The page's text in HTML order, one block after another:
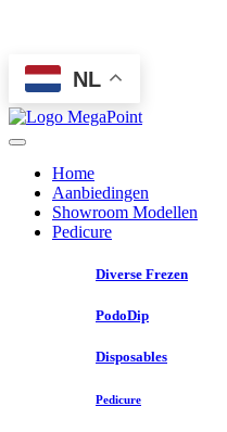
NL
Home
Aanbiedingen
Showroom Modellen
Pedicure
Diverse Frezen
PodoDip
Disposables
Pedicure